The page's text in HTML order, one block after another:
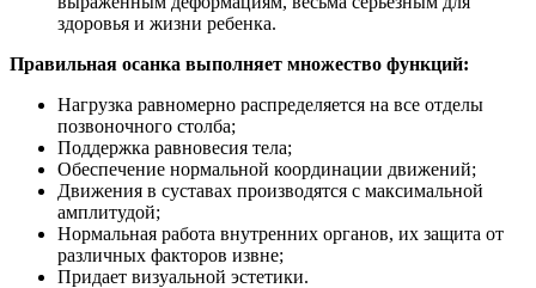
здоровья и жизни ребенка.
Правильная осанка выполняет множество функций:
Нагрузка равномерно распределяется на все отделы
позвоночного столба;
Поддержка равновесия тела;
Обеспечение нормальной координации движений;
Движения в суставах производятся с максимальной
амплитудой;
Нормальная работа внутренних органов, их защита от
различных факторов извне;
Придает визуальной эстетики.